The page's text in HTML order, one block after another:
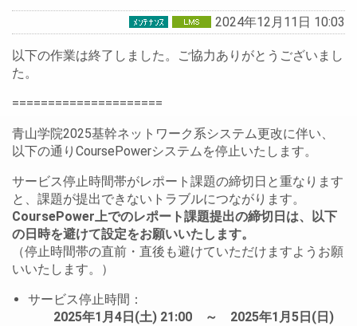
ス
2024年12月11日 10:03
以下の作業は終了しました。ご協力ありがとうございまし
た。
=====================
青山学院2025基幹ネットワーク系システム更改に伴い、
以下の通りCoursePowerシステムを停止いたします。
サービス停止時間帯がレポート課題の締切日と重なります
と、課題が提出できないトラブルにつながります。
CoursePower上でのレポート課題提出の締切日は、以下
の日時を避けて設定をお願いいたします。
（停止時間帯の直前・直後も避けていただけますようお願
いいたします。）
サービス停止時間：
2025年1月4日(土) 21:00 ～ 2025年1月5日(日)